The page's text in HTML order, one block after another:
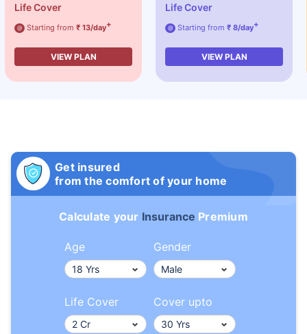
Life Cover
@ Starting from ₹ 13/day+
VIEW PLAN
Life Cover
@ Starting from ₹ 8/day+
VIEW PLAN
Get insured
from the comfort of your home
Calculate your Insurance Premium
Age Gender
Life Cover Cover upto